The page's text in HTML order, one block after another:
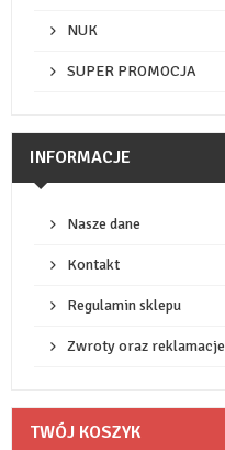
NUK
SUPER PROMOCJA
INFORMACJE
Nasze dane
Kontakt
Regulamin sklepu
Zwroty oraz reklamacje
TWÓJ KOSZYK